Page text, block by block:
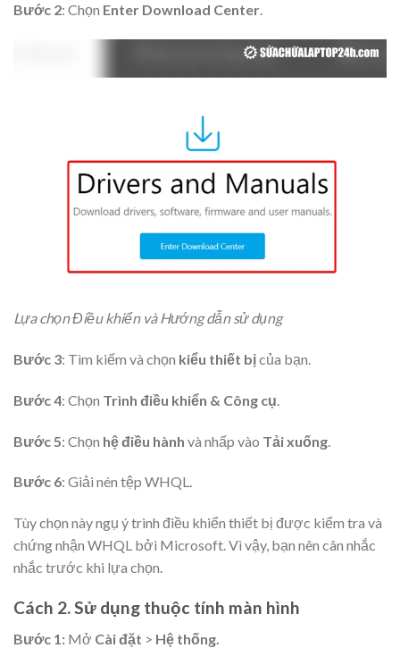
Bước 2: Chọn Enter Download Center.
Lựa chọn Điều khiển và Hướng dẫn sử dụng
Bước 3: Tìm kiếm và chọn kiểu thiết bịcủa bạn.
Bước 4: Chọn Trình điều khiển & Công cụ.
Bước 5: Chọn hệ điều hành và nhấp vào Tải xuống
Bước 6: Giải nén tệp WHQL.
Tùy chọn này ngụ ý trình điều khiển thiết bị được kiểm tra và
chứng nhận WHQL bởi Microsoft. Vì vậy, bạn nên cân nhắc
nhắc trước khi lựa chọn.
Cách 2. Sử dụng thuộc tính màn hình
Bước 1: Mở Cài đặt > Hệ thống.